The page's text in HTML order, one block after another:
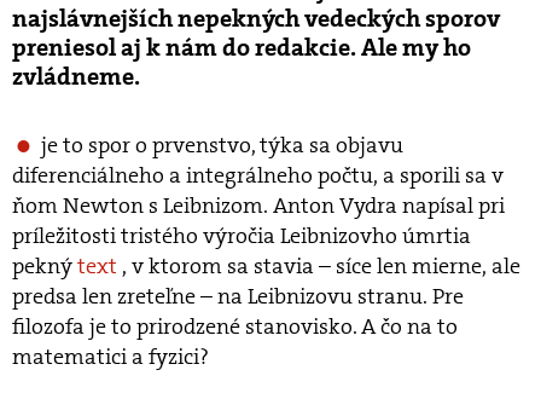
najslávnejších nepekných vedeckých sporov
preniesol aj k nám do redakcie. Ale my ho
zvládneme.
je to spor o prvenstvo, týka sa objavu
diferenciálneho a integrálneho počtu, a sporili sa v
ňom Newton s Leibnizom. Anton Vydra napísal pri
príležitosti tristého výročia Leibnizovho úmrtia
peknýtext , v ktorom sa stavia – síce len mierne, ale
predsa len zreteľne – na Leibnizovu stranu. Pre
filozofa je to prirodzené stanovisko. A čo na to
matematici a fyzici?